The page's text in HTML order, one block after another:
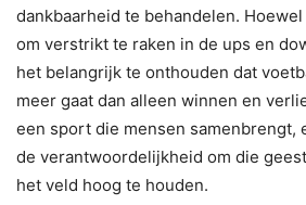
dankbaarheid te behandelen.
om verstrikt te raken in de ups en
het belangrijk te onthouden dat
meer gaat dan alleen winnen en
een sport die mensen samenbrengt,
de verantwoordelijkheid om die
het veld hoog te houden.